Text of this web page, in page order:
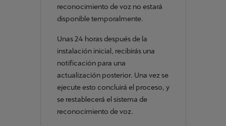
reconocimiento de voz no estará
disponible temporalmente.
Unas 24 horas después de la
instalación inicial, recibirás una
notificación para una
actualización posterior. Una vez se
ejecute esto concluirá el proceso, y
se restablecerá el sistema de
reconocimiento de voz.